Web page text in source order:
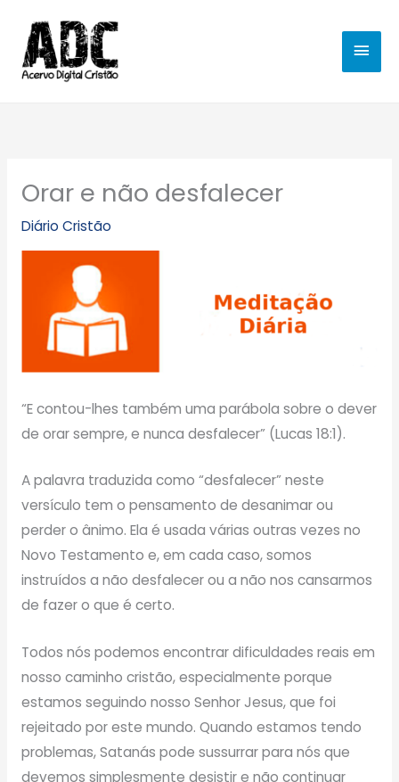
para
conteúdo
Orar e não desfalecer
Diário Cristão
“E contou-lhes também uma parábola sobre o dever
de orar sempre, e nunca desfalecer” (Lucas 18:1).
A palavra traduzida como “desfalecer” neste
versículo tem o pensamento de desanimar ou
perder o ânimo. Ela é usada várias outras vezes no
Novo Testamento e, em cada caso, somos
instruídos a não desfalecer ou a não nos cansarmos
de fazer o que é certo.
Todos nós podemos encontrar dificuldades reais em
nosso caminho cristão, especialmente porque
estamos seguindo nosso Senhor Jesus, que foi
rejeitado por este mundo. Quando estamos tendo
problemas, Satanás pode sussurrar para nós que
devemos simplesmente desistir e não continuar